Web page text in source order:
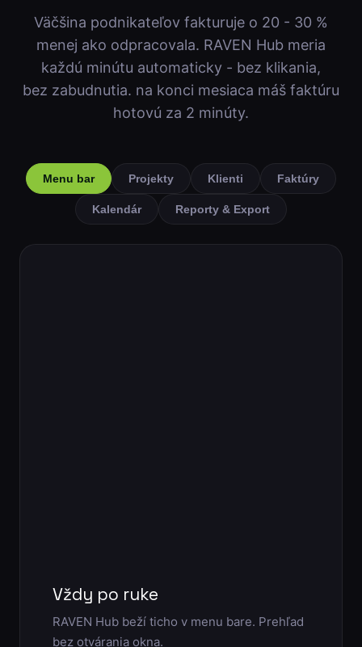
Väčšina podnikateľov fakturuje o 20 - 30 %
menej ako odpracovala. RAVEN Hub meria
každú minútu automaticky - bez klikania,
bez zabudnutia. na konci mesiaca máš faktúru
hotovú za 2 minúty.
Menu bar Projekty Klienti Faktúry
Kalendár Reporty & Export
Vždy po ruke
RAVEN Hub beží ticho v menu bare. Prehľad
bez otvárania okna.